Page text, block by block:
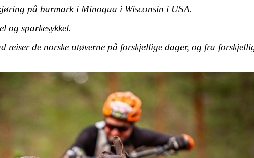
på barmark i Minoqua i Wisconsin i USA.
og sparkesykkel.
reiser de norske utøverne på forskjellige dager, og fra